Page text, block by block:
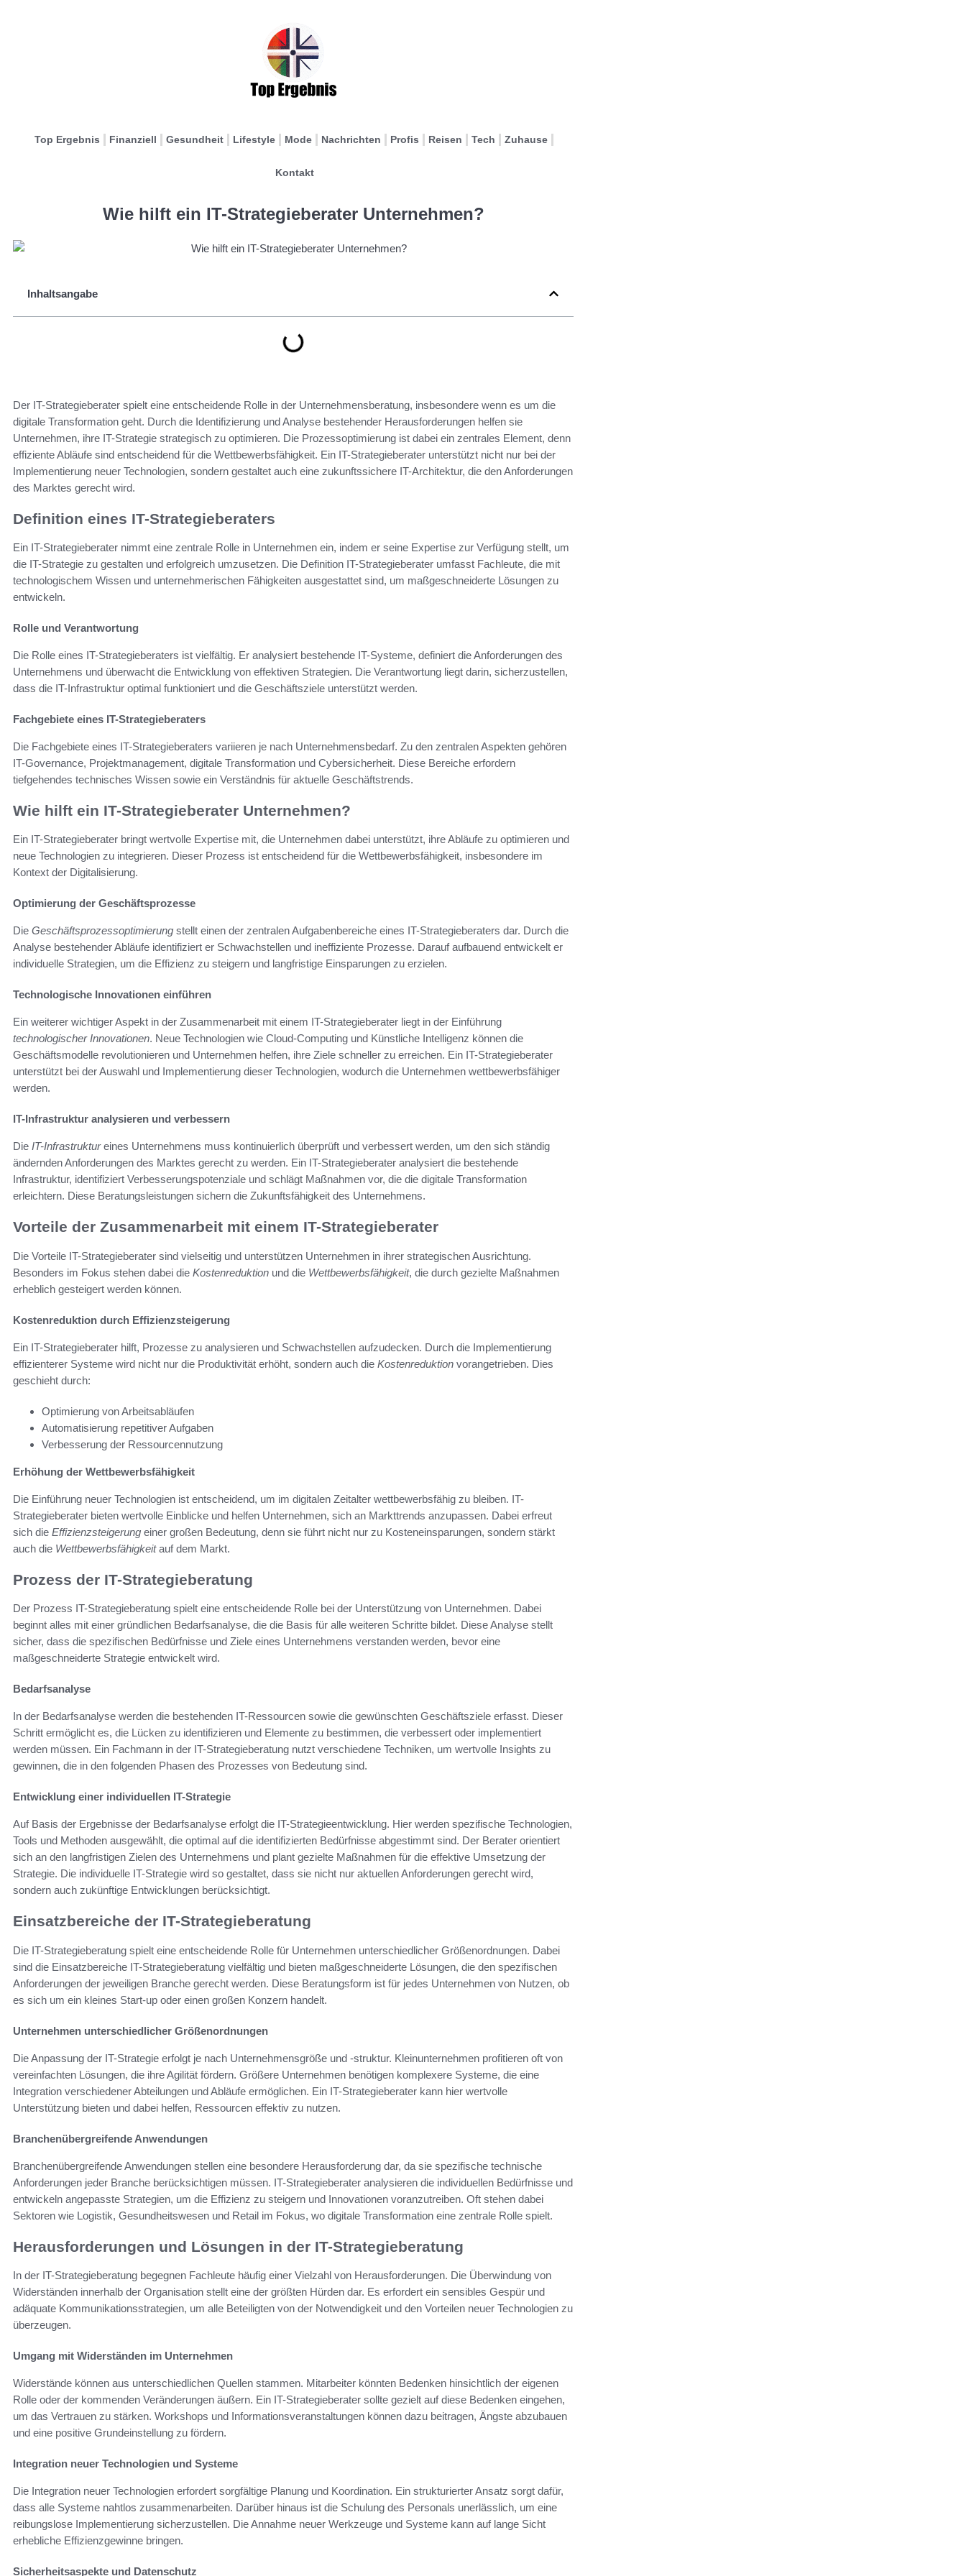
Top Ergebnis Finanziell Gesundheit Lifestyle Mode Nachrichten Profis Reisen Tech Zuhause
Kontakt
Wie hilft ein IT-Strategieberater Unternehmen?
Inhaltsangabe
Der IT-Strategieberater spielt eine entscheidende Rolle in der Unternehmensberatung, insbesondere wenn es um die
digitale Transformation geht. Durch die Identifizierung und Analyse bestehender Herausforderungen helfen sie
Unternehmen, ihre IT-Strategie strategisch zu optimieren. Die Prozessoptimierung ist dabei ein zentrales Element, denn
effiziente Abläufe sind entscheidend für die Wettbewerbsfähigkeit. Ein IT-Strategieberater unterstützt nicht nur bei der
Implementierung neuer Technologien, sondern gestaltet auch eine zukunftssichere IT-Architektur, die den Anforderungen
des Marktes gerecht wird.
Definition eines IT-Strategieberaters
Ein IT-Strategieberater nimmt eine zentrale Rolle in Unternehmen ein, indem er seine Expertise zur Verfügung stellt, um
die IT-Strategie zu gestalten und erfolgreich umzusetzen. Die Definition IT-Strategieberater umfasst Fachleute, die mit
technologischem Wissen und unternehmerischen Fähigkeiten ausgestattet sind, um maßgeschneiderte Lösungen zu
entwickeln.
Rolle und Verantwortung
Die Rolle eines IT-Strategieberaters ist vielfältig. Er analysiert bestehende IT-Systeme, definiert die Anforderungen des
Unternehmens und überwacht die Entwicklung von effektiven Strategien. Die Verantwortung liegt darin, sicherzustellen,
dass die IT-Infrastruktur optimal funktioniert und die Geschäftsziele unterstützt werden.
Fachgebiete eines IT-Strategieberaters
Die Fachgebiete eines IT-Strategieberaters variieren je nach Unternehmensbedarf. Zu den zentralen Aspekten gehören
IT-Governance, Projektmanagement, digitale Transformation und Cybersicherheit. Diese Bereiche erfordern
tiefgehendes technisches Wissen sowie ein Verständnis für aktuelle Geschäftstrends.
Wie hilft ein IT-Strategieberater Unternehmen?
Ein IT-Strategieberater bringt wertvolle Expertise mit, die Unternehmen dabei unterstützt, ihre Abläufe zu optimieren und
neue Technologien zu integrieren. Dieser Prozess ist entscheidend für die Wettbewerbsfähigkeit, insbesondere im
Kontext der Digitalisierung.
Optimierung der Geschäftsprozesse
Die Geschäftsprozessoptimierung stellt einen der zentralen Aufgabenbereiche eines IT-Strategieberaters dar. Durch die
Analyse bestehender Abläufe identifiziert er Schwachstellen und ineffiziente Prozesse. Darauf aufbauend entwickelt er
individuelle Strategien, um die Effizienz zu steigern und langfristige Einsparungen zu erzielen.
Technologische Innovationen einführen
Ein weiterer wichtiger Aspekt in der Zusammenarbeit mit einem IT-Strategieberater liegt in der Einführung
technologischer Innovationen. Neue Technologien wie Cloud-Computing und Künstliche Intelligenz können die
Geschäftsmodelle revolutionieren und Unternehmen helfen, ihre Ziele schneller zu erreichen. Ein IT-Strategieberater
unterstützt bei der Auswahl und Implementierung dieser Technologien, wodurch die Unternehmen wettbewerbsfähiger
werden.
IT-Infrastruktur analysieren und verbessern
Die IT-Infrastruktureines Unternehmens muss kontinuierlich überprüft und verbessert werden, um den sich ständig
ändernden Anforderungen des Marktes gerecht zu werden. Ein IT-Strategieberater analysiert die bestehende
Infrastruktur, identifiziert Verbesserungspotenziale und schlägt Maßnahmen vor, die die digitale Transformation
erleichtern. Diese Beratungsleistungen sichern die Zukunftsfähigkeit des Unternehmens.
Vorteile der Zusammenarbeit mit einem IT-Strategieberater
Die Vorteile IT-Strategieberater sind vielseitig und unterstützen Unternehmen in ihrer strategischen Ausrichtung.
Besonders im Fokus stehen dabei die Kostenreduktion und die Wettbewerbsfähigkeit, die durch gezielte Maßnahmen
erheblich gesteigert werden können.
Kostenreduktion durch Effizienzsteigerung
Ein IT-Strategieberater hilft, Prozesse zu analysieren und Schwachstellen aufzudecken. Durch die Implementierung
effizienterer Systeme wird nicht nur die Produktivität erhöht, sondern auch die Kostenreduktion vorangetrieben. Dies
geschieht durch:
Optimierung von Arbeitsabläufen
Automatisierung repetitiver Aufgaben
Verbesserung der Ressourcennutzung
Erhöhung der Wettbewerbsfähigkeit
Die Einführung neuer Technologien ist entscheidend, um im digitalen Zeitalter wettbewerbsfähig zu bleiben. IT-
Strategieberater bieten wertvolle Einblicke und helfen Unternehmen, sich an Markttrends anzupassen. Dabei erfreut
sich die Effizienzsteigerung einer großen Bedeutung, denn sie führt nicht nur zu Kosteneinsparungen, sondern stärkt
auch die Wettbewerbsfähigkeitauf dem Markt.
Prozess der IT-Strategieberatung
Der Prozess IT-Strategieberatung spielt eine entscheidende Rolle bei der Unterstützung von Unternehmen. Dabei
beginnt alles mit einer gründlichen Bedarfsanalyse, die die Basis für alle weiteren Schritte bildet. Diese Analyse stellt
sicher, dass die spezifischen Bedürfnisse und Ziele eines Unternehmens verstanden werden, bevor eine
maßgeschneiderte Strategie entwickelt wird.
Bedarfsanalyse
In der Bedarfsanalyse werden die bestehenden IT-Ressourcen sowie die gewünschten Geschäftsziele erfasst. Dieser
Schritt ermöglicht es, die Lücken zu identifizieren und Elemente zu bestimmen, die verbessert oder implementiert
werden müssen. Ein Fachmann in der IT-Strategieberatung nutzt verschiedene Techniken, um wertvolle Insights zu
gewinnen, die in den folgenden Phasen des Prozesses von Bedeutung sind.
Entwicklung einer individuellen IT-Strategie
Auf Basis der Ergebnisse der Bedarfsanalyse erfolgt die IT-Strategieentwicklung. Hier werden spezifische Technologien,
Tools und Methoden ausgewählt, die optimal auf die identifizierten Bedürfnisse abgestimmt sind. Der Berater orientiert
sich an den langfristigen Zielen des Unternehmens und plant gezielte Maßnahmen für die effektive Umsetzung der
Strategie. Die individuelle IT-Strategie wird so gestaltet, dass sie nicht nur aktuellen Anforderungen gerecht wird,
sondern auch zukünftige Entwicklungen berücksichtigt.
Einsatzbereiche der IT-Strategieberatung
Die IT-Strategieberatung spielt eine entscheidende Rolle für Unternehmen unterschiedlicher Größenordnungen. Dabei
sind die Einsatzbereiche IT-Strategieberatung vielfältig und bieten maßgeschneiderte Lösungen, die den spezifischen
Anforderungen der jeweiligen Branche gerecht werden. Diese Beratungsform ist für jedes Unternehmen von Nutzen, ob
es sich um ein kleines Start-up oder einen großen Konzern handelt.
Unternehmen unterschiedlicher Größenordnungen
Die Anpassung der IT-Strategie erfolgt je nach Unternehmensgröße und -struktur. Kleinunternehmen profitieren oft von
vereinfachten Lösungen, die ihre Agilität fördern. Größere Unternehmen benötigen komplexere Systeme, die eine
Integration verschiedener Abteilungen und Abläufe ermöglichen. Ein IT-Strategieberater kann hier wertvolle
Unterstützung bieten und dabei helfen, Ressourcen effektiv zu nutzen.
Branchenübergreifende Anwendungen
Branchenübergreifende Anwendungen stellen eine besondere Herausforderung dar, da sie spezifische technische
Anforderungen jeder Branche berücksichtigen müssen. IT-Strategieberater analysieren die individuellen Bedürfnisse und
entwickeln angepasste Strategien, um die Effizienz zu steigern und Innovationen voranzutreiben. Oft stehen dabei
Sektoren wie Logistik, Gesundheitswesen und Retail im Fokus, wo digitale Transformation eine zentrale Rolle spielt.
Herausforderungen und Lösungen in der IT-Strategieberatung
In der IT-Strategieberatung begegnen Fachleute häufig einer Vielzahl von Herausforderungen. Die Überwindung von
Widerständen innerhalb der Organisation stellt eine der größten Hürden dar. Es erfordert ein sensibles Gespür und
adäquate Kommunikationsstrategien, um alle Beteiligten von der Notwendigkeit und den Vorteilen neuer Technologien zu
überzeugen.
Umgang mit Widerständen im Unternehmen
Widerstände können aus unterschiedlichen Quellen stammen. Mitarbeiter könnten Bedenken hinsichtlich der eigenen
Rolle oder der kommenden Veränderungen äußern. Ein IT-Strategieberater sollte gezielt auf diese Bedenken eingehen,
um das Vertrauen zu stärken. Workshops und Informationsveranstaltungen können dazu beitragen, Ängste abzubauen
und eine positive Grundeinstellung zu fördern.
Integration neuer Technologien und Systeme
Die Integration neuer Technologien erfordert sorgfältige Planung und Koordination. Ein strukturierter Ansatz sorgt dafür,
dass alle Systeme nahtlos zusammenarbeiten. Darüber hinaus ist die Schulung des Personals unerlässlich, um eine
reibungslose Implementierung sicherzustellen. Die Annahme neuer Werkzeuge und Systeme kann auf lange Sicht
erhebliche Effizienzgewinne bringen.
Sicherheitsaspekte und Datenschutz